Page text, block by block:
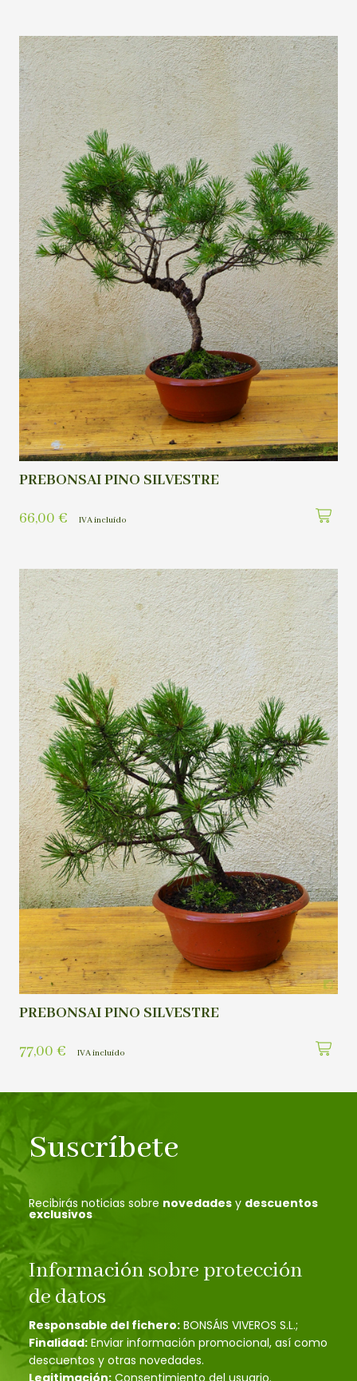
PREBONSAI PINO SILVESTRE
66,00 € IVA incluído
PREBONSAI PINO SILVESTRE
77,00 € IVA incluído
Suscríbete
Recibirás noticias sobre novedades y descuentos
exclusivos
Información sobre protección
de datos
Responsable del fichero: BONSÁIS VIVEROS S.L.;
Finalidad: Enviar información promocional, así como
descuentos y otras novedades.
Legitimación: Consentimiento del usuario.